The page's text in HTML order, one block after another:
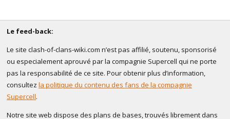
Le feed-back:
Le site clash-of-clans-wiki.com n’est pas affilié, soutenu, sponsorisé
ou especialement aprouvé par la compagnie Supercell qui ne porte
pas la responsabilité de ce site. Pour obtenir plus d’information,
consultez la politique du contenu des fans de la compagnie
Supercell.
Notre site web dispose des plans de bases, trouvés librement dans